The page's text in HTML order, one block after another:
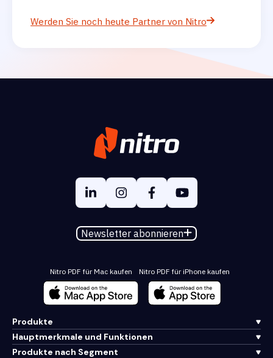
Werden Sie noch heute Partner von Nitro
Newsletter abonnieren
Nitro PDF für Mac kaufen Nitro PDF für iPhone kaufen
Produkte
Hauptmerkmale und Funktionen
Produkte nach Segment